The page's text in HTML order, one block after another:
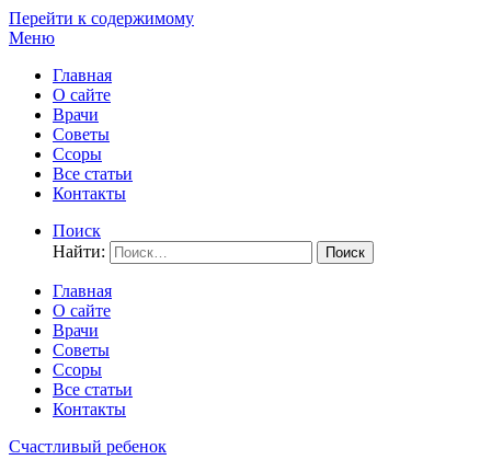
Перейти к содержимому
Меню
Главная
О сайте
Врачи
Советы
Ссоры
Все статьи
Контакты
Поиск
Найти:
Главная
О сайте
Врачи
Советы
Ссоры
Все статьи
Контакты
Счастливый ребенок